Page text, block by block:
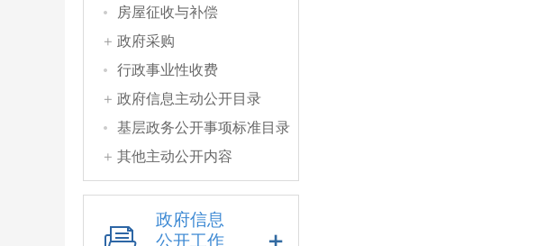
房屋征收与补偿
政府采购
行政事业性收费
政府信息主动公开目录
基层政务公开事项标准目录
其他主动公开内容
政府信息
公开工作